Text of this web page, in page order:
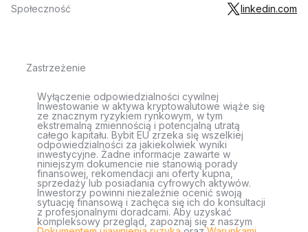
Społeczność
linkedin.com
Zastrzeżenie
Wyłączenie odpowiedzialności cywilnej
Inwestowanie w aktywa kryptowalutowe wiąże się
ze znacznym ryzykiem rynkowym, w tym
ekstremalną zmiennością i potencjalną utratą
całego kapitału. Bybit EU zrzeka się wszelkiej
odpowiedzialności za jakiekolwiek wyniki
inwestycyjne. Żadne informacje zawarte w
niniejszym dokumencie nie stanowią porady
finansowej, rekomendacji ani oferty kupna,
sprzedaży lub posiadania cyfrowych aktywów.
Inwestorzy powinni niezależnie ocenić swoją
sytuację finansową i zachęca się ich do konsultacji
z profesjonalnymi doradcami. Aby uzyskać
kompleksowy przegląd, zapoznaj się z naszym